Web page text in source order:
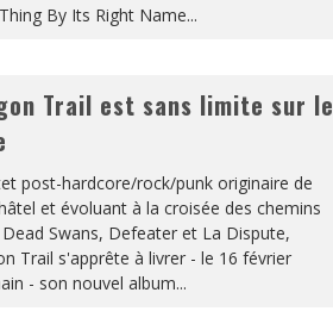
By Its Right Name...
Trail est sans limite sur le
post-hardcore/rock/punk originaire de
et évoluant à la croisée des chemins
Swans, Defeater et La Dispute,
Trail s'apprête à livrer - le 16 février
- son nouvel album...